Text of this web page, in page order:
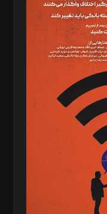
سروش کرمیان،
فائزه فتحی